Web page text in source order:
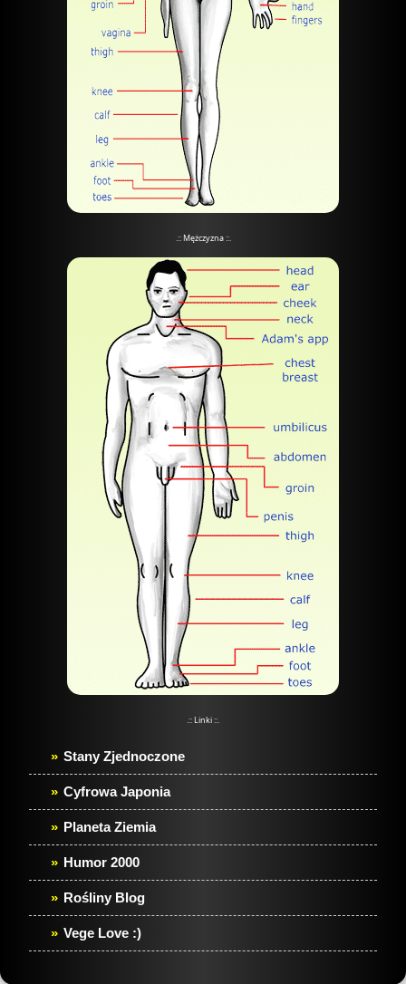
.:: Mężczyzna ::.
.:: Linki ::.
Stany Zjednoczone
Cyfrowa Japonia
Planeta Ziemia
Humor 2000
Rośliny Blog
Vege Love :)